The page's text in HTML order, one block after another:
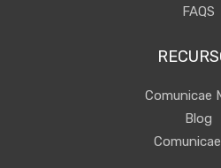
FAQS
Comunicae
Blog